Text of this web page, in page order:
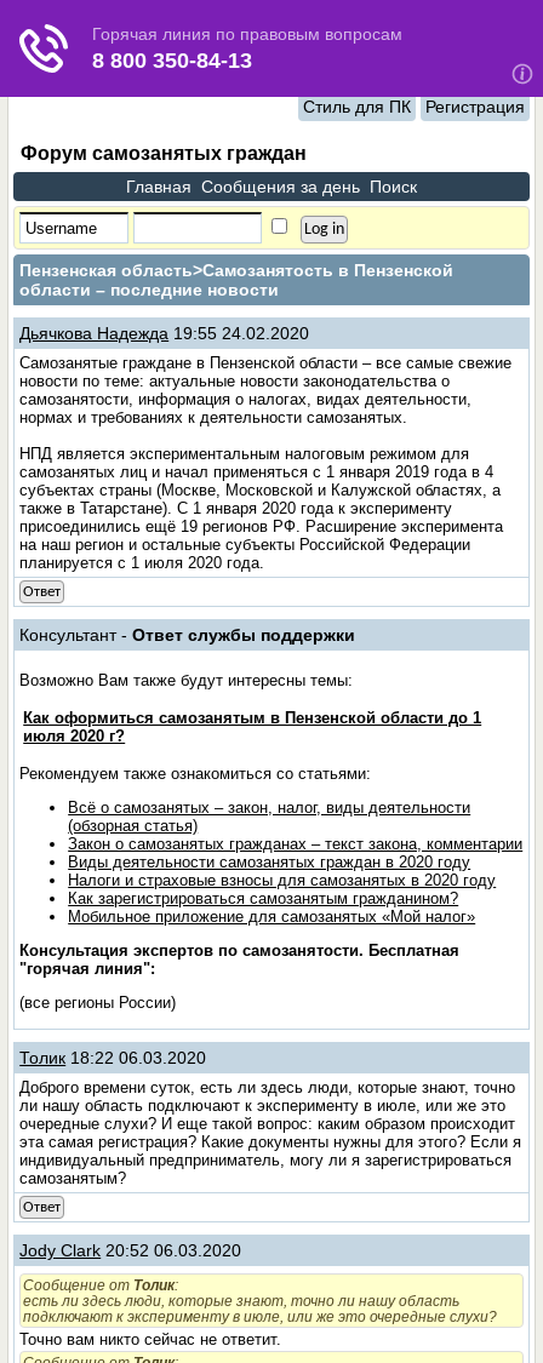
Стиль для ПК Регистрация
Форум самозанятых граждан
Главная Сообщения за день Поиск
Пензенская область>Самозанятость в Пензенской
области – последние новости
Дьячкова Надежда 19:55 24.02.2020
Самозанятые граждане в Пензенской области – все самые свежие
новости по теме: актуальные новости законодательства о
самозанятости, информация о налогах, видах деятельности,
нормах и требованиях к деятельности самозанятых.
НПД является экспериментальным налоговым режимом для
самозанятых лиц и начал применяться с 1 января 2019 года в 4
субъектах страны (Москве, Московской и Калужской областях, а
также в Татарстане). С 1 января 2020 года к эксперименту
присоединились ещё 19 регионов РФ. Расширение эксперимента
на наш регион и остальные субъекты Российской Федерации
планируется с 1 июля 2020 года.
Ответ
Консультант -Ответ службы поддержки
Возможно Вам также будут интересны темы:
Как оформиться самозанятым в Пензенской области до 1
июля 2020 г?
Рекомендуем также ознакомиться со статьями:
Всё о самозанятых – закон, налог, виды деятельности
(обзорная статья)
Закон о самозанятых гражданах – текст закона, комментарии
Виды деятельности самозанятых граждан в 2020 году
Налоги и страховые взносы для самозанятых в 2020 году
Как зарегистрироваться самозанятым гражданином?
Мобильное приложение для самозанятых «Мой налог»
Консультация экспертов по самозанятости. Бесплатная
"горячая линия":
(все регионы России)
Толик 18:22 06.03.2020
Доброго времени суток, есть ли здесь люди, которые знают, точно
ли нашу область подключают к эксперименту в июле, или же это
очередные слухи? И еще такой вопрос: каким образом происходит
эта самая регистрация? Какие документы нужны для этого? Если я
индивидуальный предприниматель, могу ли я зарегистрироваться
самозанятым?
Ответ
Jody Clark 20:52 06.03.2020
Сообщение от Толик:
есть ли здесь люди, которые знают, точно ли нашу область
подключают к эксперименту в июле, или же это очередные слухи?
Точно вам никто сейчас не ответит.